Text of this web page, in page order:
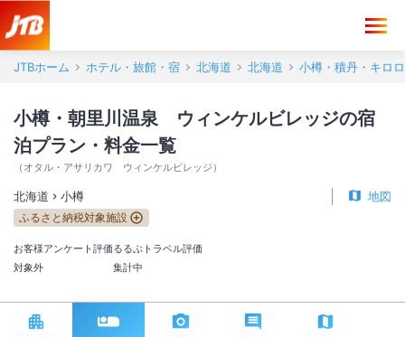
JTBホーム ホテル・旅館・宿 北海道 北海道 小樽・積丹・キロロ
小樽・朝里川温泉 ウィンケルビレッジの宿
泊プラン・料金一覧
（ オタル・アサリカワ ウィンケルビレッジ ）
北海道 小樽 地図
ふるさと納税対象施設
お客様アンケート評価
対象外
るるぶトラベル評価
集計中